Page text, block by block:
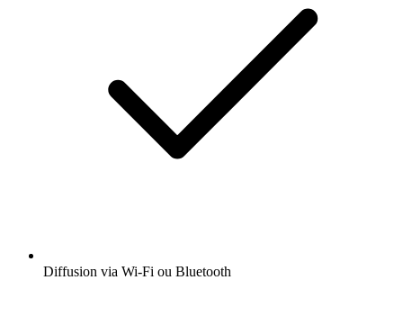
Diffusion via Wi-Fi ou Bluetooth